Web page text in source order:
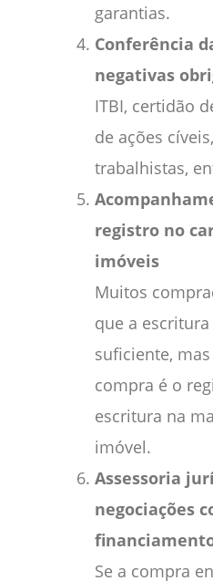
garantias.
Conferência
negativas
ITBI, certidão
de ações
trabalhistas,
registro no
imóveis
Muitos
que a
suficiente,
compra é o
escritura na
imóvel.
Assessoria
negociações
Se a compra